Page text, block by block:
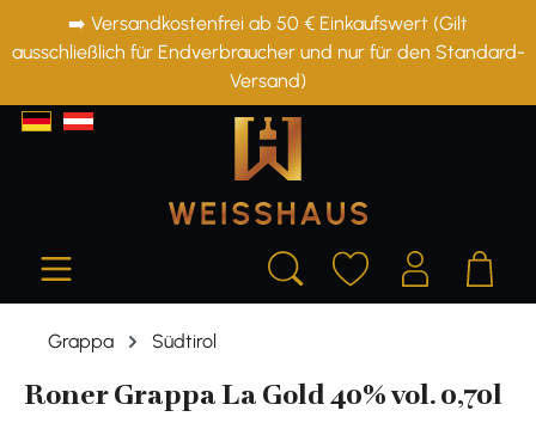
springen
➡️ Versandkostenfrei ab 50 € Einkaufswert (Gilt
ausschließlich für Endverbraucher und nur für den Standard-
Versand)
Grappa Südtirol
Roner Grappa La Gold 40% vol. 0,70l